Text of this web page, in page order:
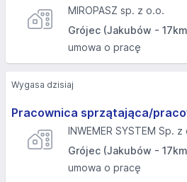
MIROPASZ sp. z o.o.
Grójec (Jakubów -
umowa o pracę
Pracownica sprzątająca/
INWEMER SYSTEM Sp. z
Grójec (Jakubów -
umowa o pracę
Wygasa dzisiaj